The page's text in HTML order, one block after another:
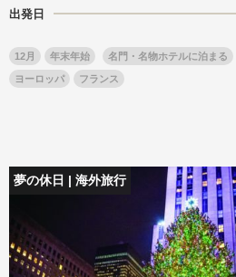
世界遺産を訪れる
1度は見てみたい遺跡
ハイキング・トレッ
専任ガイド・講師同
1名様からの旅
ラ・プルミエール（
観光列車
島旅
芸術鑑賞（美術、音
出発日
12月 年末年始 名門・名物ホテルに泊まる
ヨーロッパ フランス
夢の休日 | 海外旅行